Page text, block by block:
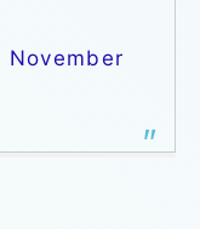
November